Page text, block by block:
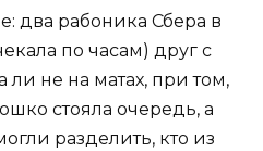
два рабоника Сбера в
по часам) друг с
ли не на матах, при том,
стояла очередь, а
разделить, кто из